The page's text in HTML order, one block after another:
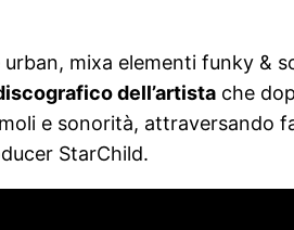
mixa elementi funky &
dell’artista che
e sonorità, attraversando
StarChild.